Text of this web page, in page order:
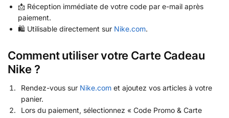
📩 Réception immédiate de votre code par e-mail après
paiement.
🛍️ Utilisable directement sur Nike.com.
Comment utiliser votre Carte Cadeau
Nike ?
Rendez-vous sur Nike.com et ajoutez vos articles à votre
panier.
Lors du paiement, sélectionnez « Code Promo & Carte